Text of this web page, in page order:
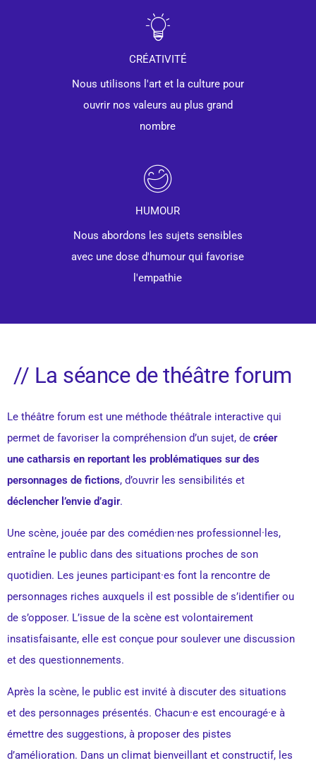
CRÉATIVITÉ
Nous utilisons l'art et la culture pour
ouvrir nos valeurs au plus grand
nombre
HUMOUR
Nous abordons les sujets sensibles
avec une dose d'humour qui favorise
l'empathie
// La séance de théâtre forum
Le théâtre forum est une méthode théâtrale interactive qui
permet de favoriser la compréhension d’un sujet, de créer
une catharsis en reportant les problématiques sur des
personnages de fictions, d’ouvrir les sensibilités et
déclencher l’envie d’agir.
Une scène, jouée par des comédien·nes professionnel·les,
entraîne le public dans des situations proches de son
quotidien. Les jeunes participant·es font la rencontre de
personnages riches auxquels il est possible de s’identifier ou
de s’opposer. L’issue de la scène est volontairement
insatisfaisante, elle est conçue pour soulever une discussion
et des questionnements.
Après la scène, le public est invité à discuter des situations
et des personnages présentés. Chacun·e est encouragé·e à
émettre des suggestions, à proposer des pistes
d’amélioration. Dans un climat bienveillant et constructif, les